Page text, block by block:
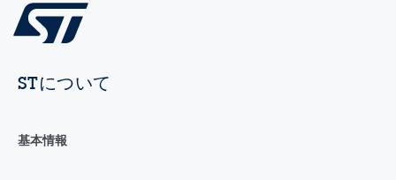
STについて
基本情報